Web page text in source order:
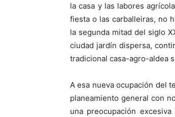
la casa y las labores
fiesta o las carballeiras, no
la segunda mitad del siglo
ciudad jardín dispersa,
tradicional casa-agro-aldea
A esa nueva ocupación del
planeamiento general con
una preocupación